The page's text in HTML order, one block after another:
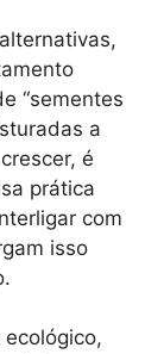
“sementes
a
é
prática
com
isso